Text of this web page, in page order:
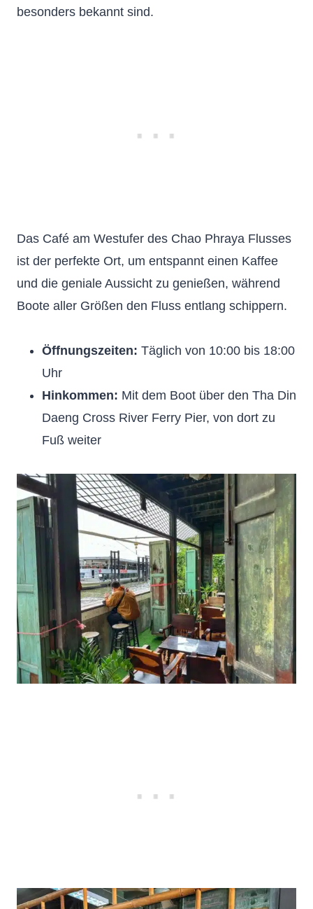
besonders bekannt sind.
Das Café am Westufer des Chao Phraya Flusses
ist der perfekte Ort, um entspannt einen Kaffee
und die geniale Aussicht zu genießen, während
Boote aller Größen den Fluss entlang schippern.
Öffnungszeiten: Täglich von 10:00 bis 18:00
Uhr
Hinkommen: Mit dem Boot über den Tha Din
Daeng Cross River Ferry Pier, von dort zu
Fuß weiter